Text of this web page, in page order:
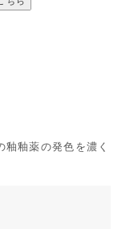
釉薬の発色を濃く